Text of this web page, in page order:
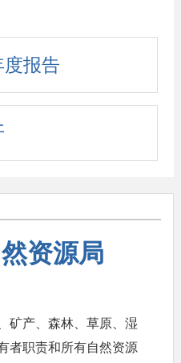
报告
资源局
矿产、森林、草原、湿
者职责和所有自然资源